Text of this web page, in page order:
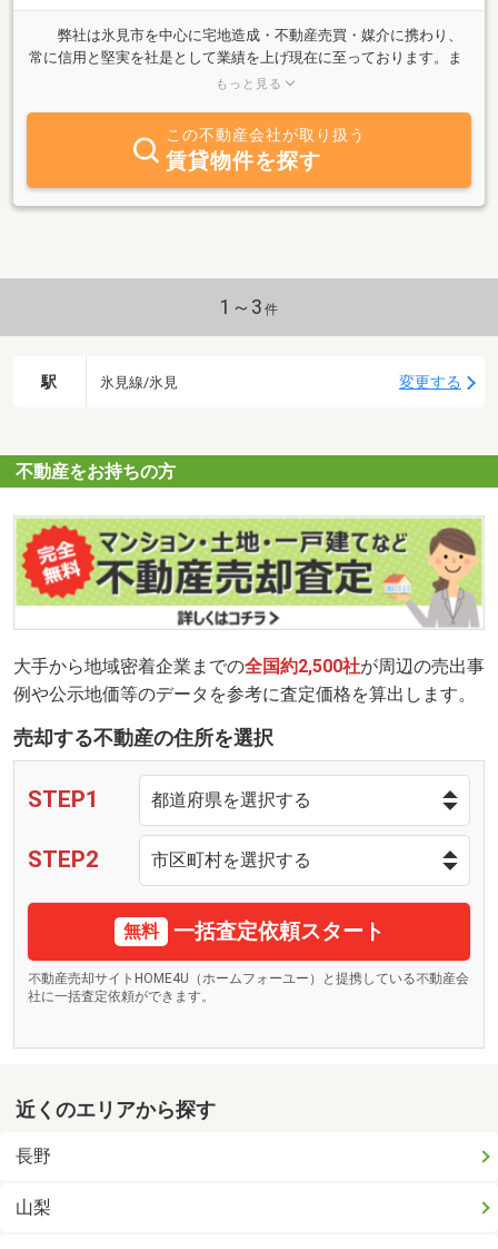
弊社は氷見市を中心に宅地造成・不動産売買・媒介に携わり、
常に信用と堅実を社是として業績を上げ現在に至っております。ま
た、地域に密着した不動産会社として、お客様のニーズに合った物
もっと見る
この不動産会社が取り扱う
賃貸物件を探す
1～3 件
駅 氷見線/氷見 変更する
不動産をお持ちの方
大手から地域密着企業までの全国約2,500社が周辺の売出事
例や公示地価等のデータを参考に査定価格を算出します。
売却する不動産の住所を選択
STEP1
STEP2
無料 一括査定依頼スタート
不動産売却サイトHOME4U（ホームフォーユー）と提携している不動産会
社に一括査定依頼ができます。
近くのエリアから探す
長野
山梨